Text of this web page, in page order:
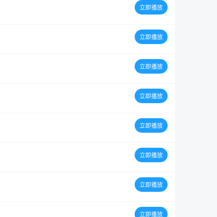
立即播放
立即播放
立即播放
立即播放
立即播放
立即播放
立即播放
立即播放